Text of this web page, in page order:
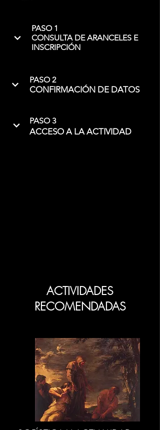
PASO 1
CONSULTA DE ARANCELES E
INSCRIPCIÓN
PASO 2
CONFIRMACIÓN DE DATOS
PASO 3
ACCESO A LA ACTIVIDAD
ACTIVIDADES
RECOMENDADAS